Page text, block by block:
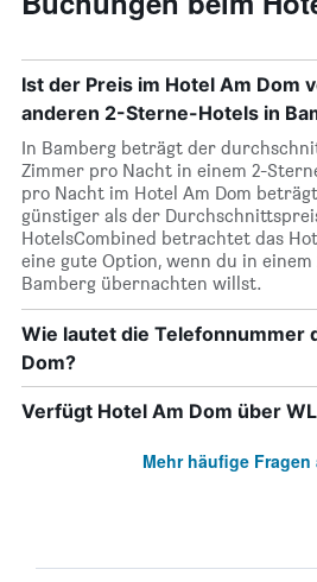
Ist der Preis im Hotel Am Dom
anderen 2-Sterne-Hotels in
In Bamberg beträgt der
Zimmer pro Nacht in einem 2-
pro Nacht im Hotel Am Dom
günstiger als der
HotelsCombined betrachtet das
eine gute Option, wenn du in
Bamberg übernachten willst.
Wie lautet die Telefonnummer
Dom?
Verfügt Hotel Am Dom über
Mehr häufige Fragen